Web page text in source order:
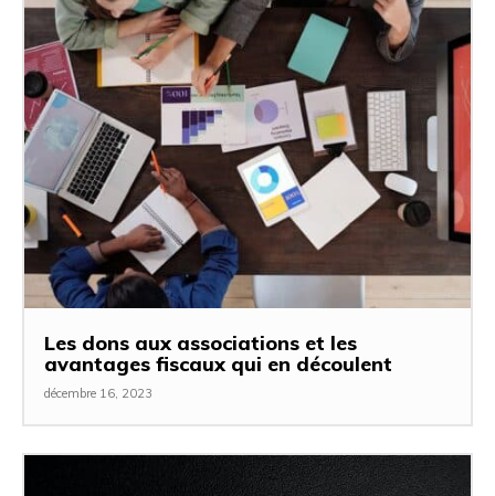
Les dons aux associations et les
avantages fiscaux qui en découlent
décembre 16, 2023